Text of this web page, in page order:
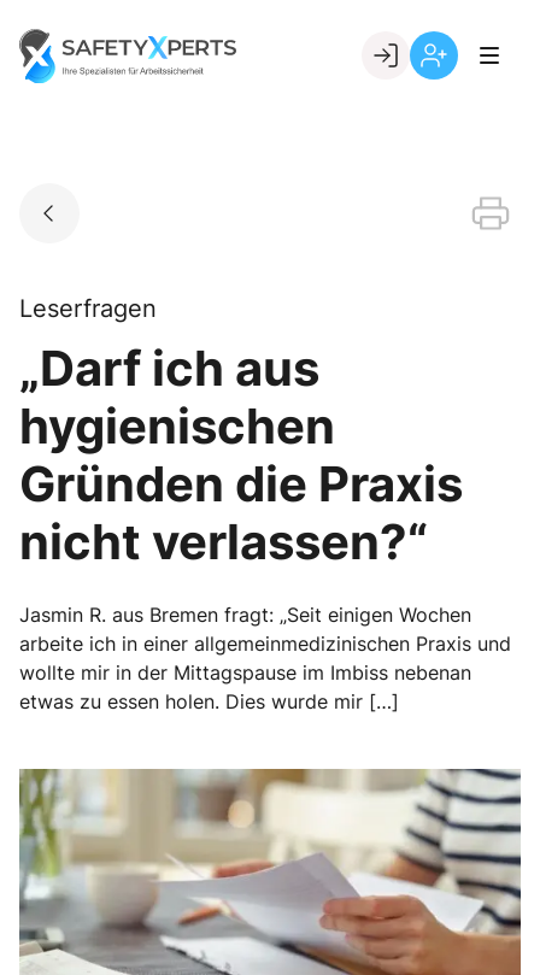
content
Go to landing page.
Leserfragen
„Darf ich aus
hygienischen
Gründen die Praxis
nicht verlassen?“
Jasmin R. aus Bremen fragt: „Seit einigen Wochen
arbeite ich in einer allgemeinmedizinischen Praxis und
wollte mir in der Mittagspause im Imbiss nebenan
etwas zu essen holen. Dies wurde mir […]